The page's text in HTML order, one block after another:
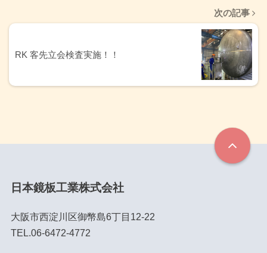
次の記事
RK 客先立会検査実施！！
日本鏡板工業株式会社
大阪市西淀川区御幣島6丁目12-22
TEL.06-6472-4772